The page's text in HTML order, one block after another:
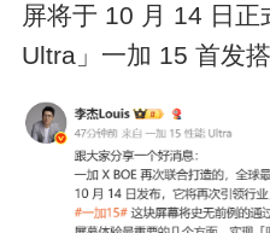
屏将于 10 月 14 日
Ultra」一加 15 首发搭